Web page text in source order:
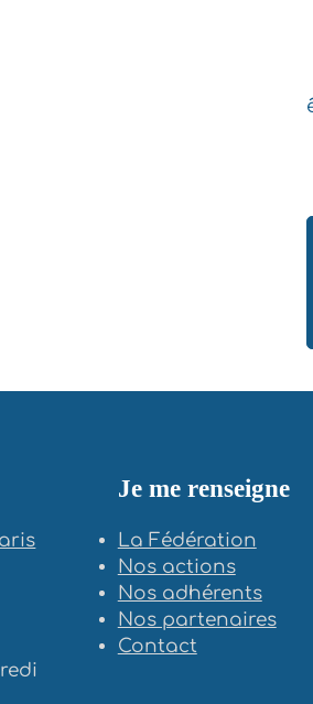
Je me renseigne
La Fédération
Nos actions
Nos adhérents
Nos partenaires
Contact